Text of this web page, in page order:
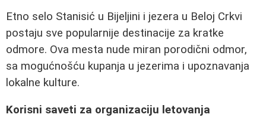
Etno selo Stanisić u Bijeljini i jezera u Beloj Crkvi
postaju sve popularnije destinacije za kratke
odmore. Ova mesta nude miran porodični odmor,
sa mogućnošću kupanja u jezerima i upoznavanja
lokalne kulture.
Korisni saveti za organizaciju letovanja